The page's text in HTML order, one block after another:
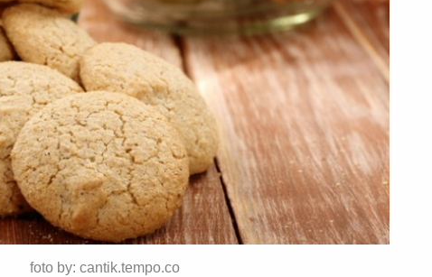
foto by: cantik.tempo.co